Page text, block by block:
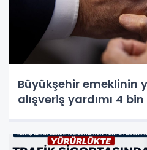
Büyükşehir emeklinin
alışveriş yardımı 4